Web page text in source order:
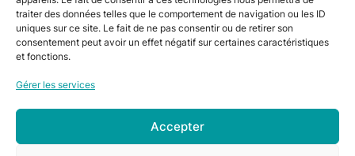
traiter des données telles que le comportement de navigation ou les ID
uniques sur ce site. Le fait de ne pas consentir ou de retirer son
consentement peut avoir un effet négatif sur certaines caractéristiques
et fonctions.
Gérer les services
Accepter
Politique de cookie
Plan du site
Gérer mes cookies
Email :